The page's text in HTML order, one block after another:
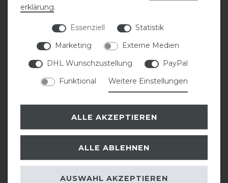
43,96 € *
Transportgamaschen
statt 139,95 €
111,96 € *
1 Paar
erklärung.
Essenziell
Statistik
Marketing
Externe Medien
DHL Wunschzustellung
PayPal
Funktional
Weitere Einstellungen
ALLE AKZEPTIEREN
ALLE ABLEHNEN
AUSWAHL AKZEPTIEREN